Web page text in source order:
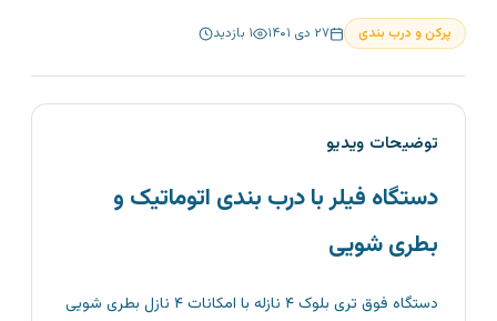
پرکن و درب بندی ۲۷ دی ۱۴۰۱ ۱ بازدید
توضیحات ویدیو
دستگاه فیلر با درب بندی اتوماتیک و
بطری شویی
دستگاه فوق تری بلوک ۴ نازله با امکانات ۴ نازل بطری شویی